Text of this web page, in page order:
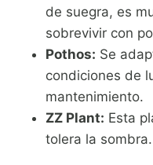
de suegra, es
sobrevivir con
Pothos: Se
condiciones de
mantenimiento.
ZZ Plant: Esta
tolera la sombra.